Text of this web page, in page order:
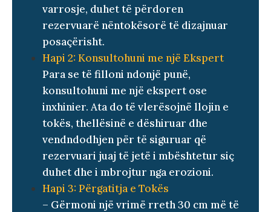
varrosje, duhet të përdoren
rezervuarë nëntokësorë të dizajnuar
posaçërisht.
Hapi 2: Konsultohuni me një Ekspert
Para se të filloni ndonjë punë,
konsultohuni me një ekspert ose
inxhinier. Ata do të vlerësojnë llojin e
tokës, thellësinë e dëshiruar dhe
vendndodhjen për të siguruar që
rezervuari juaj të jetë i mbështetur siç
duhet dhe i mbrojtur nga erozioni.
Hapi 3: Përgatitja e Tokës
– Gërmoni një vrimë rreth 30 cm më të